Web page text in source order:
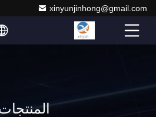
xinyunjinhong@gmail.com